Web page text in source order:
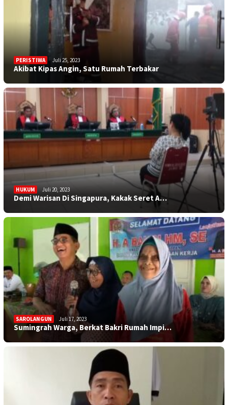
PERISTIWA Juli 25, 2023
Akibat Kipas Angin, Satu Rumah Terbakar
HUKUM Juli 20, 2023
Demi Warisan Di Singapura, Kakak Seret A…
SAROLANGUN Juli 17, 2023
Sumingrah Warga, Berkat Bakri Rumah Impi…